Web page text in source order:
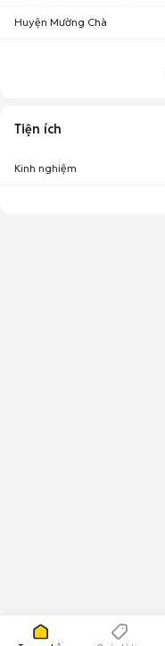
Huyện Mường Chà
Tiện ích
Kinh nghiệm